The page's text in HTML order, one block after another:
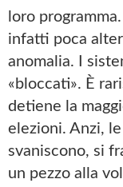
loro
infatti poca
anomalia. I
«bloccati». È
detiene la
elezioni. Anzi,
svaniscono, si
un pezzo alla